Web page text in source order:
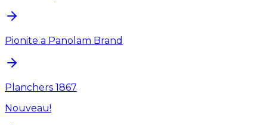
Pionite a Panolam Brand
Planchers 1867
Nouveau!